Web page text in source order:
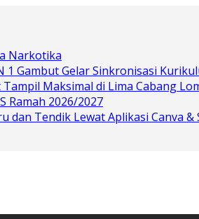
Narkotika
Gambut Gelar Sinkronisasi
Maksimal di Lima Cabang
Ramah 2026/2027
Tendik Lewat Aplikasi Canva &